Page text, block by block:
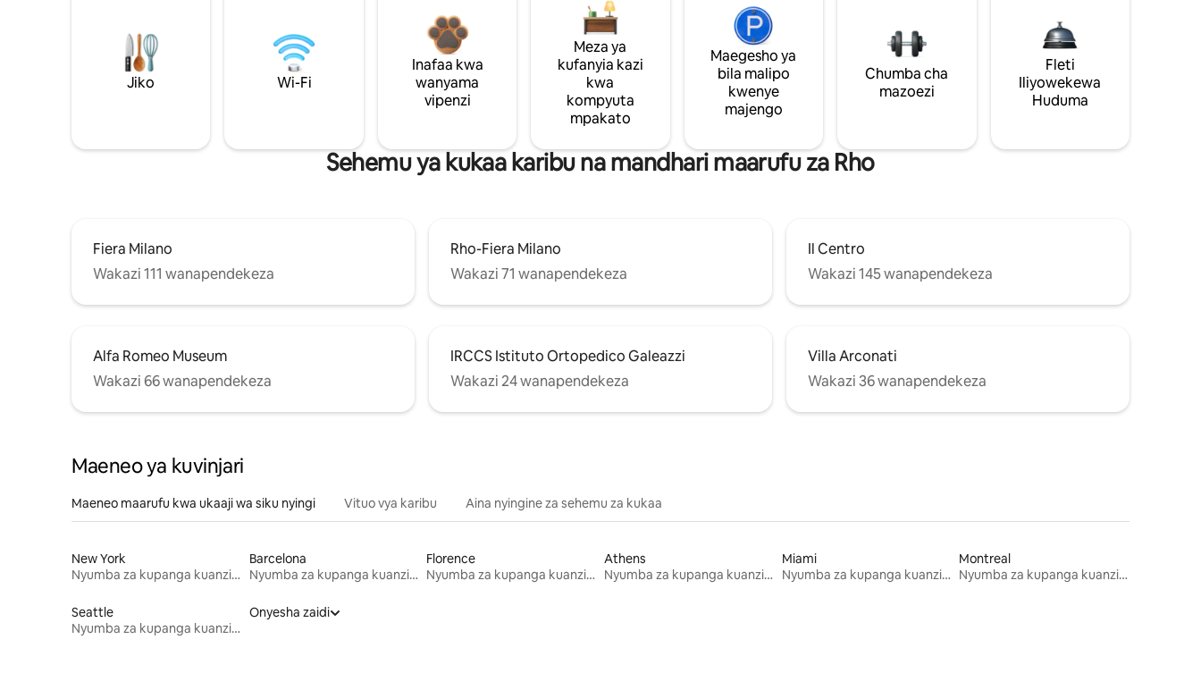
Jiko Wi-Fi
Inafaa kwa
wanyama
vipenzi
Meza ya
kufanyia kazi
kwa
kompyuta
mpakato
Maegesho ya
bila malipo
kwenye
majengo
Chumba cha
mazoezi
Fleti
Iliyowekewa
Huduma
Sehemu ya kukaa karibu na mandhari maarufu za Rho
Fiera Milano
Wakazi 111 wanapendekeza
Rho-Fiera Milano
Wakazi 71 wanapendekeza
Il Centro
Wakazi 145 wanapendekeza
Alfa Romeo Museum
Wakazi 66 wanapendekeza
IRCCS Istituto Ortopedico Galeazzi
Wakazi 24 wanapendekeza
Villa Arconati
Wakazi 36 wanapendekeza
Maeneo ya kuvinjari
Maeneo maarufu kwa ukaaji wa siku nyingi Vituo vya karibu Aina nyingine za sehemu za kukaa
New York
Nyumba za kupanga kuanzia mwezi mmoja
Barcelona
Nyumba za kupanga kuanzia mwezi mmoja
Florence
Nyumba za kupanga kuanzia mwezi mmoja
Athens
Nyumba za kupanga kuanzia mwezi mmoja
Miami
Nyumba za kupanga kuanzia mwezi mmoja
Montreal
Nyumba za kupanga kuanzia mwezi mmoja
Seattle
Nyumba za kupanga kuanzia mwezi mmoja
Onyesha zaidi